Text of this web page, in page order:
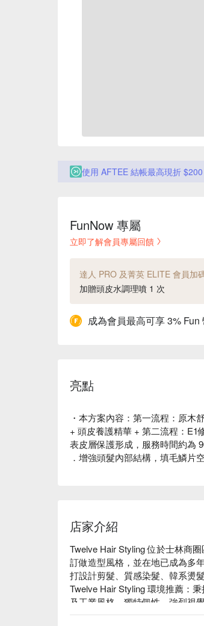
使用 AFTEE 結帳最高現折
FunNow 專屬
立即了解會員專屬回饋
達人 PRO 及菁英 ELITE 會員加
加贈頭皮水調理噴 1 次
成為會員最高可享 3% Fun
亮點
・本方案內容：第一流程：原木
+ 頭皮養護精華 + 第二流程：E1
表皮層保護形成，服務時間約為
．增強頭髮內部結構，填毛鱗片
店家介紹
Twelve Hair Styling 位於士林商
訂做造型風格，並在地已成為多
打設計剪髮、質感染髮、韓系燙髮
Twelve Hair Styling 環境推薦：
及工業風格，獨特個性、強烈視
Twelve Hair Styling 評價：